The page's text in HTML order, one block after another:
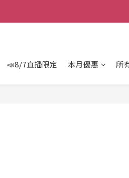
📣8/7直播限定 本月優惠 所